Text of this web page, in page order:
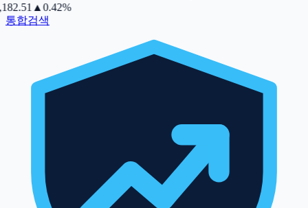
▲0.42%
통합검색